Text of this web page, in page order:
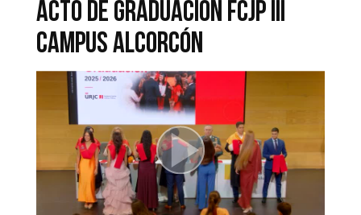
ACTO DE GRADUACIÓN FCJP III
CAMPUS ALCORCÓN